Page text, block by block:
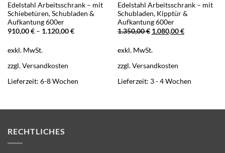
Edelstahl Arbeitsschrank – mit
Schiebetüren, Schubladen &
Aufkantung 600er
910,00€– 1.120,00€
exkl. MwSt.
zzgl.Versandkosten
Lieferzeit: 6-8 Wochen
Edelstahl Arbeitsschrank – mit
Schubladen, Kipptür &
Aufkantung 600er
1.350,00€ Ursprünglicher
Preis
1.350,00 €
1.080,00€Aktueller
Preis
exkl. MwSt.
zzgl.Versandkosten
Lieferzeit: 3 - 4 Wochen
RECHTLICHES